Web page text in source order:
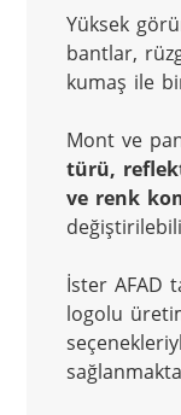
Yüksek
bantlar,
kumaş ile
Mont ve
türü,
ve renk
İster AFAD
logolu